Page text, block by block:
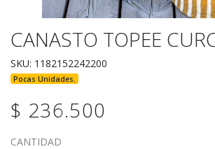
CANASTO TOPEE
SKU: 1182152242200
Pocas Unidades.
$ 236.500
CANTIDAD